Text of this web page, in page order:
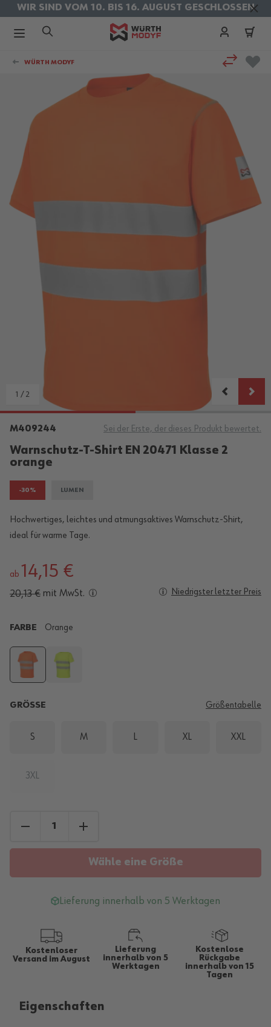
KOSTENLOSER VERSAND IM AUGUST
WIR SIND VOM 10. BIS 16. AUGUST GESCHLOSSEN
WÜRTH MODYF
1 / 2
M409244 Sei der Erste, der dieses Produkt bewertet.
Warnschutz-T-Shirt EN 20471 Klasse 2
orange
-30% LUMEN
Hochwertiges, leichtes und atmungsaktives Warnschutz-Shirt,
ideal für warme Tage.
ab 14,15 €
20,13 € mit MwSt. Niedrigster letzter Preis
FARBE Orange
GRÖSSE Größentabelle
S M L XL XXL
3XL
Wähle eine Größe
Lieferung innerhalb von 5 Werktagen
Kostenloser
Versand im August
Lieferung
innerhalb von 5
Werktagen
Kostenlose
Rückgabe
innerhalb von 15
Tagen
Eigenschaften